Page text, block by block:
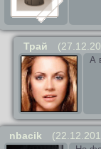
Трай
А
nbacik